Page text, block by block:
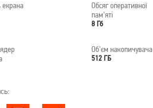
екрана
Обсяг оперативної
пам'яті
8 Гб
ядер
Об'єм накопичувача
512 ГБ